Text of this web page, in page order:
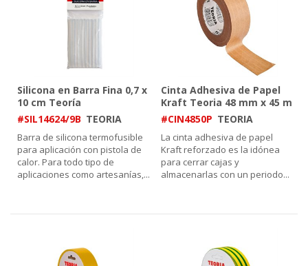
Silicona en Barra Fina 0,7 x
10 cm Teoría
#SIL14624/9B TEORIA
Barra de silicona termofusible
para aplicación con pistola de
calor. Para todo tipo de
aplicaciones como artesanías,...
Cinta Adhesiva de Papel
Kraft Teoria 48 mm x 45 m
#CIN4850P TEORIA
La cinta adhesiva de papel
Kraft reforzado es la idónea
para cerrar cajas y
almacenarlas con un periodo...